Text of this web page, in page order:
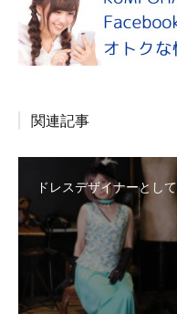
関連記事
ドレスデザイナーとして